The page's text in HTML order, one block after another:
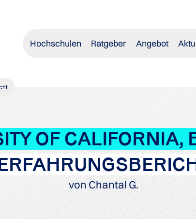
Hochschulen Ratgeber Angebot
OF CALIFORNIA,
von Chantal G.